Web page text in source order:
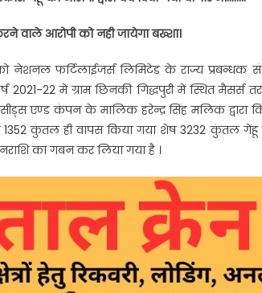
तराई
सीड्स
कंपनी
का
प्रबंधक
गिरफ्तार।
……
वाले आरोपी को नही जायेगा बख्शा।
नेशनल फर्टिलाईजर्स लिमिटेड के राज्य प्रबन्धक
2021-22 में ग्राम छिनकी गिद्धपुरी में स्थित मैसर्स
सीड्स एण्ड कंपन के मालिक हरेन्द्र सिंह मलिक
कुंतल ही वापस किया गया शेष 3232 कुंतल गेंहू
का गबन कर लिया गया है ।